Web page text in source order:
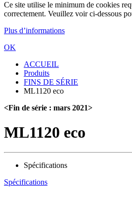
Ce site utilise le minimum de cookies
correctement. Veuillez voir ci-dessous
Plus d’informations
OK
ACCUEIL
Produits
FINS DE SÉRIE
ML1120 eco
<Fin de série : mars 2021>
ML1120 eco
Spécifications
Spécifications